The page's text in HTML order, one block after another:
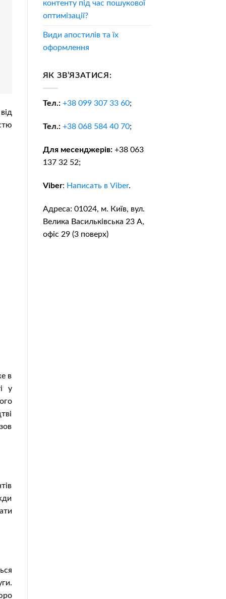
в
у
контенту під час пошукової
оптимізації?
Види апостилів та їх
оформлення
ЯК ЗВ’ЯЗАТИСЯ:
Тел.: +38 099 307 33 60;
Тел.: +38 068 584 40 70;
Для месенджерів:+38 063
137 32 52;
Viber: Написать в Viber.
Адреса: 01024, м. Київ, вул.
Велика Васильківська 23 А,
офіс 29 (3 поверх)